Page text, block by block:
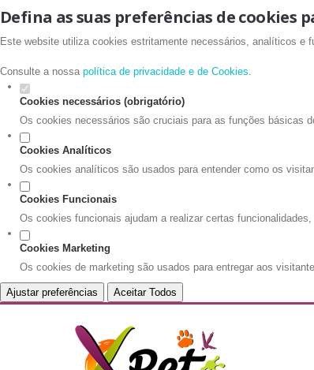
Defina as suas preferências de cookies
Este website utiliza cookies estritamente necessários, analíticos e
Consulte a nossa política de privacidade e de Cookies.
Cookies necessários (obrigatório)
Os cookies necessários são cruciais para as funções básicas
Cookies Analíticos
Os cookies analíticos são usados para entender como os
Cookies Funcionais
Os cookies funcionais ajudam a realizar certas
Cookies Marketing
Os cookies de marketing são usados para entregar aos
Ajustar preferências Aceitar Todos